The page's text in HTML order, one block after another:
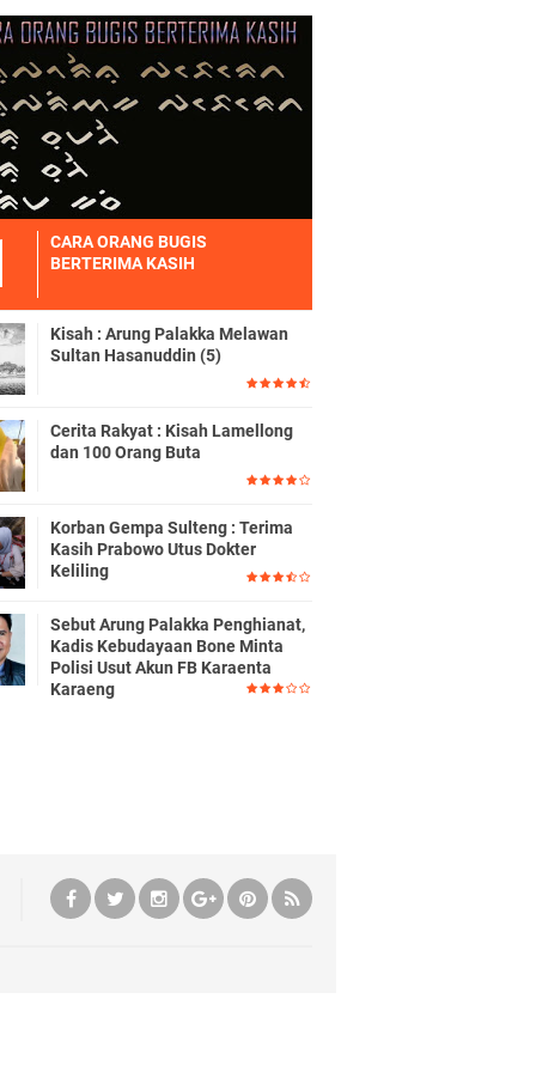
CARA ORANG BUGIS
BERTERIMA KASIH
Kisah : Arung Palakka Melawan
Sultan Hasanuddin (5)
Cerita Rakyat : Kisah Lamellong
dan 100 Orang Buta
Korban Gempa Sulteng : Terima
Kasih Prabowo Utus Dokter
Keliling
Sebut Arung Palakka Penghianat,
Kadis Kebudayaan Bone Minta
Polisi Usut Akun FB Karaenta
Karaeng